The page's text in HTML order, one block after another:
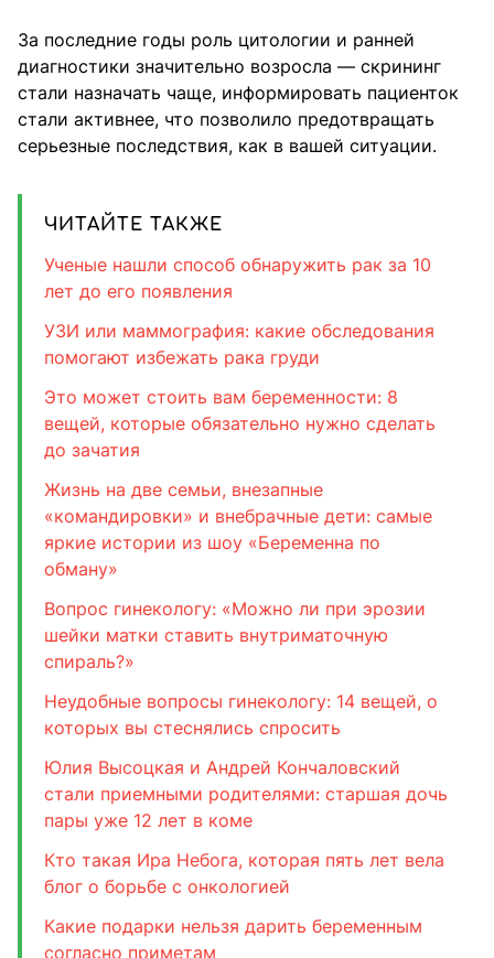
За последние годы роль цитологии и ранней
диагностики значительно возросла — скрининг
стали назначать чаще, информировать пациенток
стали активнее, что позволило предотвращать
серьезные последствия, как в вашей ситуации.
ЧИТАЙТЕ ТАКЖЕ
Ученые нашли способ обнаружить рак за 10
лет до его появления
УЗИ или маммография: какие обследования
помогают избежать рака груди
Это может стоить вам беременности: 8
вещей, которые обязательно нужно сделать
до зачатия
Жизнь на две семьи, внезапные
«командировки» и внебрачные дети: самые
яркие истории из шоу «Беременна по
обману»
Вопрос гинекологу: «Можно ли при эрозии
шейки матки ставить внутриматочную
спираль?»
Неудобные вопросы гинекологу: 14 вещей, о
которых вы стеснялись спросить
Юлия Высоцкая и Андрей Кончаловский
стали приемными родителями: старшая дочь
пары уже 12 лет в коме
Кто такая Ира Небога, которая пять лет вела
блог о борьбе с онкологией
Какие подарки нельзя дарить беременным
согласно приметам